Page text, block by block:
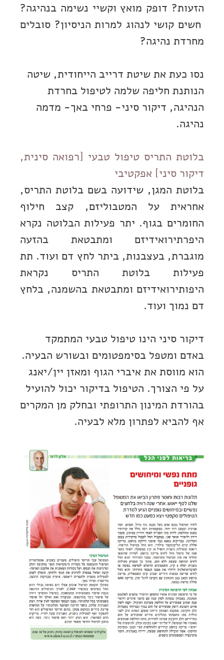
הזעות? דופק מואץ וקשיי נשימה בנהיגה?
חשים קושי לנהוג למרות הניסיון? סובלים
מחרדת נהיגה?
נסו כעת את שיטת דרייב הייחודית, שיטה
הנותנת חליפה שלמה לטיפול בחרדת
הנהיגה, דיקור סיני- פרחי באך- מדמה
נהיגה.
בלוטת התריס טיפול טבעי [רפואה סינית,
דיקור סיני] אפקטיבי
בלוטת המגן, שידועה בשם בלוטת התריס,
אחראית על המטבוליזם, קצב חילוף
החומרים בגוף. יתר פעילות הבלוטה נקרא
היפרתירואידיזם ומתבטאת בהזעה
מוגברת, בעצבנות, ביתר לחץ דם ועוד. תת
פעילות בלוטת התריס נקראת
היפותירואידיזם ומתבטאת בהשמנה, בלחץ
דם נמוך ועוד.
דיקור סיני הינו טיפול טבעי המתמקד
באדם ומטפל בסימפטומים ובשורש הבעיה.
הוא מווסת את איברי הגוף ומאזן יין/יאנג
על פי הצורך. הטיפול בדיקור יכול להועיל
בהורדת המינון התרופתי ובחלק מן המקרים
אף להביא לפתרון מלא לבעיה.